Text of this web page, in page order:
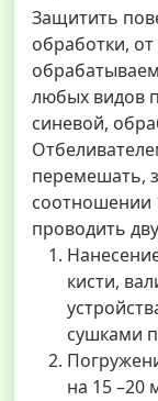
Защитить
обработки,
любых видов
синевой,
перемешать,
соотношении
проводить
кисти,
сушками
на 15 –20